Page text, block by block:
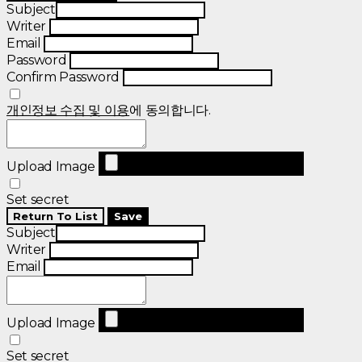
Subject
Writer
Email
Password
Confirm Password
개인정보 수집 및 이용에 동의합니다.
Upload Image
Set secret
Return To List Save
Subject
Writer
Email
Upload Image
Set secret